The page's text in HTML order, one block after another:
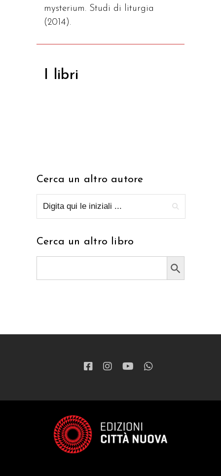
mysterium. Studi di liturgia
(2014).
I libri
Cerca un altro autore
Cerca un altro libro
Search Button